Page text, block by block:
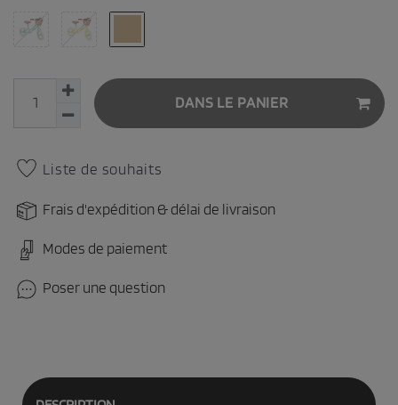
DANS LE PANIER
Liste de souhaits
Frais d'expédition & délai de livraison
Modes de paiement
Poser une question